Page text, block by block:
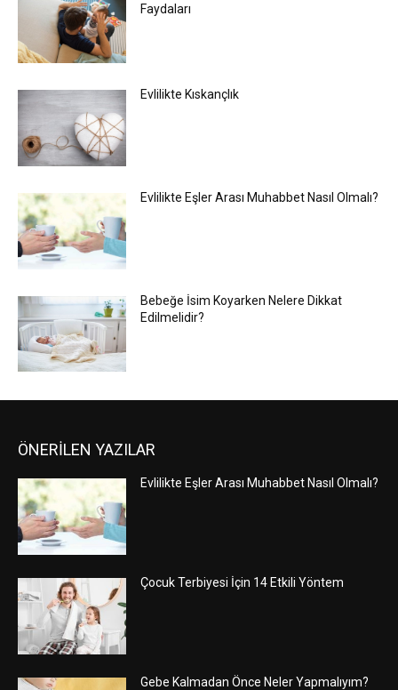
Faydaları
Evlilikte Kıskançlık
Evlilikte Eşler Arası Muhabbet Nasıl Olmalı?
Bebeğe İsim Koyarken Nelere Dikkat
Edilmelidir?
ÖNERİLEN YAZILAR
Evlilikte Eşler Arası Muhabbet Nasıl Olmalı?
Çocuk Terbiyesi İçin 14 Etkili Yöntem
Gebe Kalmadan Önce Neler Yapmalıyım?